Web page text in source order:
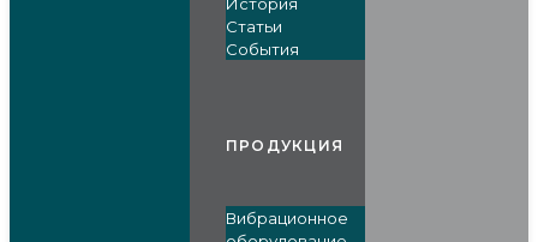
Статьи
События
ПРОДУКЦИЯ
Вибрационное